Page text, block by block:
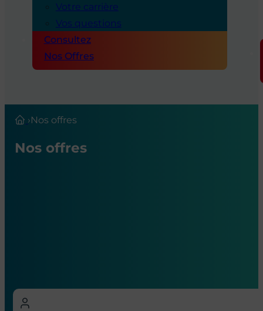
Votre carrière
Vos questions
Consultez
Nos Offres
›Nos offres
Nos offres